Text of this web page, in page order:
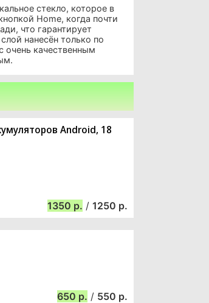
стекло, которое в
Home, когда почти
что гарантирует
нанесён только по
очень качественным
Android, 18
1350 / 1250
650 / 550